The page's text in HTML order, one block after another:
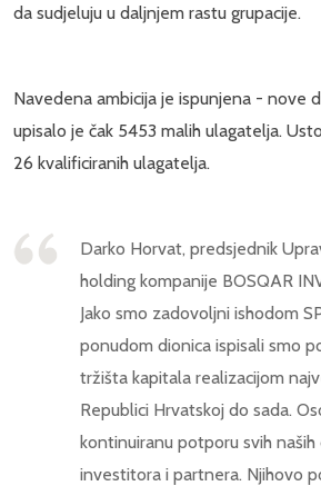
da sudjeluju u daljnjem rastu grupacije.
Navedena ambicija je ispunjena - nove
upisalo je čak 5453 malih ulagatelja.
26 kvalificiranih ulagatelja.
Darko Horvat, predsjednik
holding kompanije BOSQAR
Jako smo zadovoljni ishodom
ponudom dionica ispisali smo
tržišta kapitala realizacijom
Republici Hrvatskoj do sada.
kontinuiranu potporu svih naših
investitora i partnera. Njihovo